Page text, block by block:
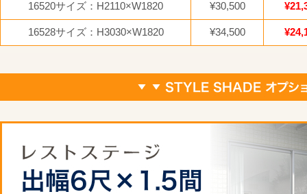
16520サイズ：H2110×W1820 ¥30,500
16528サイズ：H3030×W1820 ¥34,500